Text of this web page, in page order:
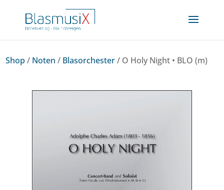
Shop / Noten / Blasorchester/ O Holy Night • BLO (m)